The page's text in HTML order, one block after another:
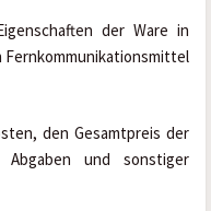
der Ware in
Fernkommunikationsmittel
den Gesamtpreis der
Abgaben und sonstiger